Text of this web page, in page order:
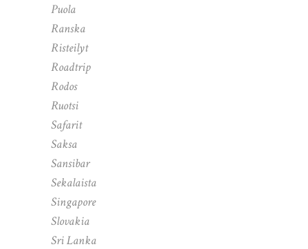
Puola
Ranska
Risteilyt
Roadtrip
Rodos
Ruotsi
Safarit
Saksa
Sansibar
Sekalaista
Singapore
Slovakia
Sri Lanka